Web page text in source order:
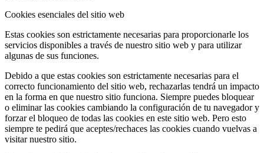
Cookies esenciales del sitio web
Estas cookies son estrictamente necesarias para proporcionarle los
servicios disponibles a través de nuestro sitio web y para utilizar
algunas de sus funciones.
Debido a que estas cookies son estrictamente necesarias para el
correcto funcionamiento del sitio web, rechazarlas tendrá un impacto
en la forma en que nuestro sitio funciona. Siempre puedes bloquear
o eliminar las cookies cambiando la configuración de tu navegador y
forzar el bloqueo de todas las cookies en este sitio web. Pero esto
siempre te pedirá que aceptes/rechaces las cookies cuando vuelvas a
visitar nuestro sitio.